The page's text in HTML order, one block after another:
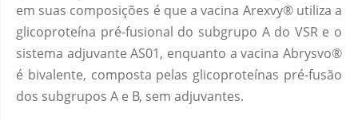
em suas composições é que a vacina Arexvy® utiliza a
glicoproteína pré-fusional do subgrupo A do VSR e o
sistema adjuvante AS01, enquanto a vacina Abrysvo®
é bivalente, composta pelas glicoproteínas pré-fusão
dos subgrupos A e B, sem adjuvantes.